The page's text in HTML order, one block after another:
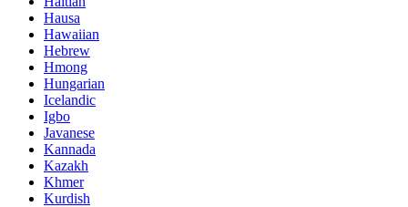
Hausa
Hawaiian
Hebrew
Hmong
Hungarian
Icelandic
Igbo
Javanese
Kannada
Kazakh
Khmer
Kurdish